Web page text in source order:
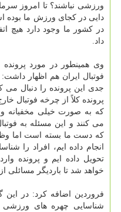
دایی در کجای ورزش ما بوده
در کشور ما وجود دارد هیچ
داد.
وی همینطور در مورد
فوتبال ایران هم اظهار
جدی این پرونده را دنبال می
پرونده کلاً از چرخه فوتبال
که به صورت خیلی مخفیانه
می کنند و این مسئله به
که دست ما بسته است اما
تحویل داده ایم و پرونده
خواهد شد تا باردیگر مسائلی
فروردین اضافه کرد: در این
شناسایی چهره های ورزشی